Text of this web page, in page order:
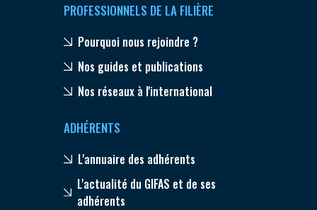
PROFESSIONNELS DE LA FILIÈRE
Pourquoi nous rejoindre ?
Nos guides et publications
Nos réseaux à l'international
ADHÉRENTS
L'annuaire des adhérents
L'actualité du GIFAS et de ses
adhérents